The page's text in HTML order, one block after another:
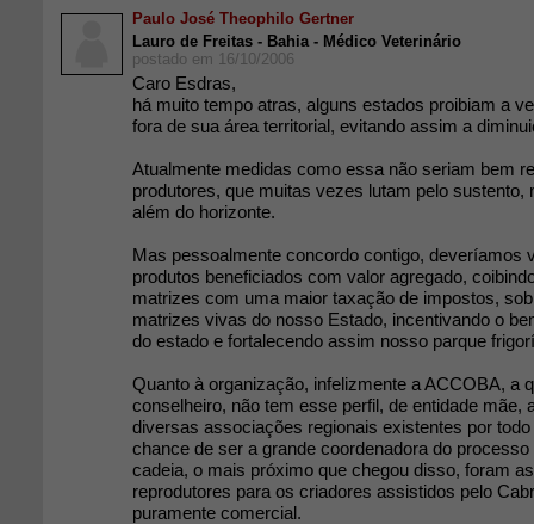
Paulo José Theophilo Gertner
Lauro de Freitas - Bahia - Médico Veterinário
postado em 16/10/2006
Caro Esdras,
há muito tempo atras, alguns estados proibiam a
fora de sua área territorial, evitando assim a
Atualmente medidas como essa não seriam bem
produtores, que muitas vezes lutam pelo sustento,
além do horizonte.
Mas pessoalmente concordo contigo, deveríamos
produtos beneficiados com valor agregado,
matrizes com uma maior taxação de impostos,
matrizes vivas do nosso Estado, incentivando o
do estado e fortalecendo assim nosso parque
Quanto à organização, infelizmente a ACCOBA, a
conselheiro, não tem esse perfil, de entidade mãe,
diversas associações regionais existentes por
chance de ser a grande coordenadora do
cadeia, o mais próximo que chegou disso, foram
reprodutores para os criadores assistidos pelo
puramente comercial.